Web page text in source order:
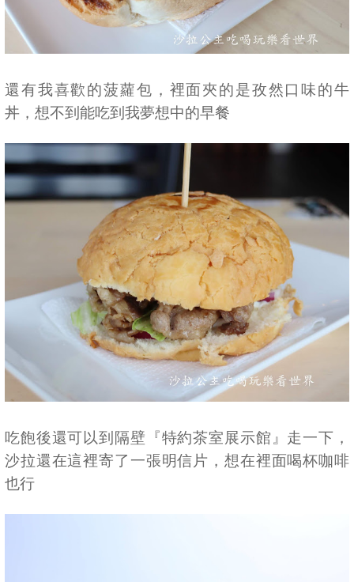
還有我喜歡的菠蘿包，裡面夾的是孜然口味的牛
丼，想不到能吃到我夢想中的早餐
吃飽後還可以到隔壁『特約茶室展示館』走一下，
沙拉還在這裡寄了一張明信片，想在裡面喝杯咖啡
也行